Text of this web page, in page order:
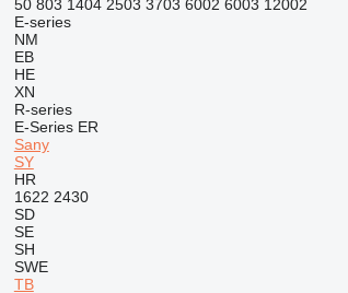
50 803 1404 2503 3703 6002 6003 12002
E-series
NM
EB
HE
XN
R-series
E-Series ER
Sany
SY
HR
1622 2430
SD
SE
SH
SWE
TB